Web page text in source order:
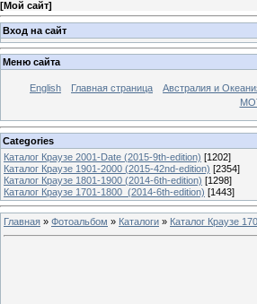
[Мой сайт]
Вход на сайт
Меню сайта
English Главная страница Австралия и
Categories
Каталог Краузе 2001-Date (2015-9th-edition) [1202]
Каталог Краузе 1901-2000 (2015-42nd-edition) [2354]
Каталог Краузе 1801-1900 (2014-6th-edition) [1298]
Каталог Краузе 1701-1800_(2014-6th-edition) [1443]
Главная » Фотоальбом » Каталоги » Каталог Краузе